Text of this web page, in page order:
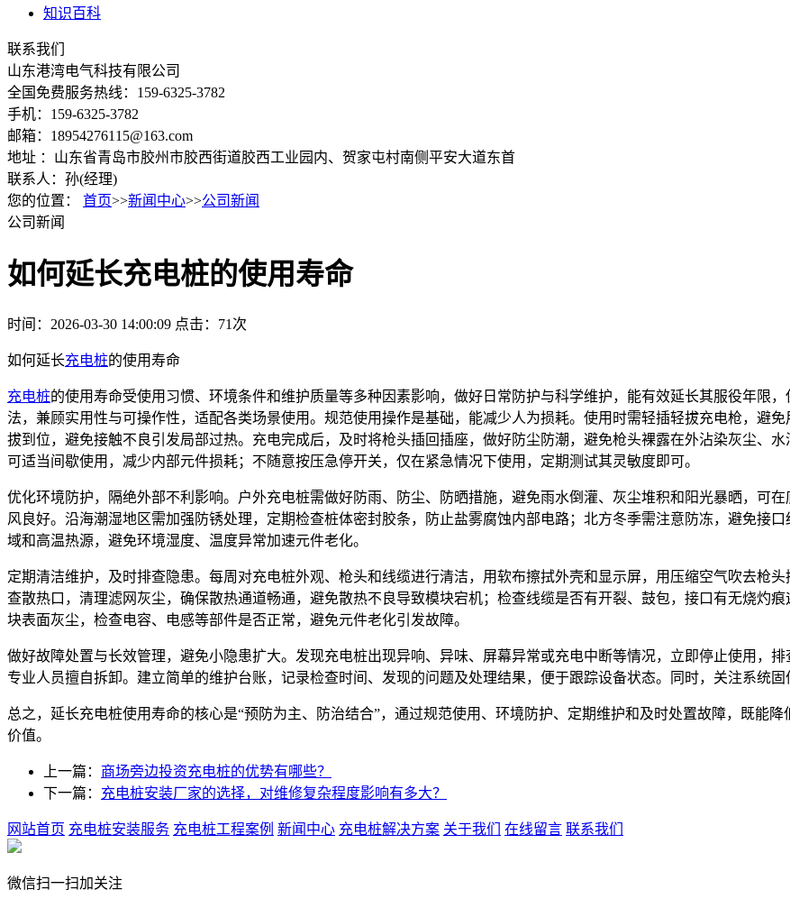
知识百科
联系我们
山东港湾电气科技有限公司
全国免费服务热线：159-6325-3782
手机：159-6325-3782
邮箱：18954276115@163.com
地址 ：山东省青岛市胶州市胶西街道胶西工业园内、贺家屯村南侧平安大道东首
联系人：孙(经理)
您的位置：
首页>>新闻中心>>公司新闻
公司新闻
如何延长充电桩的使用寿命
时间：2026-03-30 14:00:09 点击：71次
如何延长充电桩的使用寿命
充电桩的使用寿命受使用习惯、环境条件和维护质量等多种因素影响，做好日常防护与科学维护，能有效延长其服役年限
法，兼顾实用性与可操作性，适配各类场景使用。 规范使用操作是基础，能减少人为损耗。使用时需轻插轻拔充电枪，避
拔到位，避免接触不良引发局部过热。充电完成后，及时将枪头插回插座，做好防尘防潮，避免枪头裸露在外沾染灰尘、水
可适当间歇使用，减少内部元件损耗；不随意按压急停开关，仅在紧急情况下使用，定期测试其灵敏度即可。
优化环境防护，隔绝外部不利影响。户外充电桩需做好防雨、防尘、防晒措施，避免雨水倒灌、灰尘堆积和阳光暴晒，可
风良好。沿海潮湿地区需加强防锈处理，定期检查桩体密封胶条，防止盐雾腐蚀内部电路；北方冬季需注意防冻，避免接
域和高温热源，避免环境湿度、温度异常加速元件老化。
定期清洁维护，及时排查隐患。每周对充电桩外观、枪头和线缆进行清洁，用软布擦拭外壳和显示屏，用压缩空气吹去枪
查散热口，清理滤网灰尘，确保散热通道畅通，避免散热不良导致模块宕机；检查线缆是否有开裂、鼓包，接口有无烧灼
块表面灰尘，检查电容、电感等部件是否正常，避免元件老化引发故障。
做好故障处置与长效管理，避免小隐患扩大。发现充电桩出现异响、异味、屏幕异常或充电中断等情况，立即停止使用，
专业人员擅自拆卸。建立简单的维护台账，记录检查时间、发现的问题及处理结果，便于跟踪设备状态。同时，关注系统
总之，延长充电桩使用寿命的核心是“预防为主、防治结合”，通过规范使用、环境防护、定期维护和及时处置故障，既能
价值。
上一篇： 商场旁边投资充电桩的优势有哪些？
下一篇： 充电桩安装厂家的选择，对维修复杂程度影响有多大？
网站首页 充电桩安装服务 充电桩工程案例 新闻中心 充电桩解决方案 关于我们 在线留言 联系我们
微信扫一扫加关注